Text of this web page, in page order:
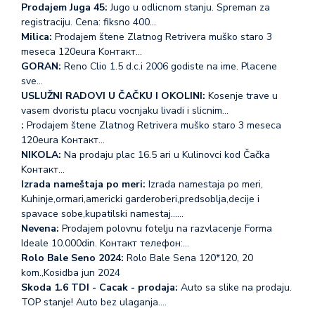
Prodajem Juga 45: Jugo u odlicnom stanju. Spreman za
registraciju. Cena: fiksno 400…
Milica: Prodajem štene Zlatnog Retrivera muško staro 3
meseca 120eura Koнтакт…
GORAN: Reno Clio 1.5 d.c.i 2006 godiste na ime. Placene
sve…
USLUŽNI RADOVI U ČAČKU I OKOLINI: Kosenje trave u
vasem dvoristu placu vocnjaku livadi i slicnim…
: Prodajem štene Zlatnog Retrivera muško staro 3 meseca
120eura Koнтакт…
NIKOLA: Na prodaju plac 16.5 ari u Kulinovci kod Čačka
Koнтакт…
Izrada nameštaja po meri: Izrada namestaja po meri,
Kuhinje,ormari,americki garderoberi,predsoblja,decije i
spavace sobe,kupatilski namestaj...…
Nevena: Prodajem polovnu fotelju na razvlacenje Forma
Ideale 10.000din. Koнтакт телефон:…
Rolo Bale Seno 2024: Rolo Bale Sena 120*120, 20
kom.,Kosidba jun 2024
Skoda 1.6 TDI - Cacak - prodaja: Auto sa slike na prodaju.
TOP stanje! Auto bez ulaganja.…